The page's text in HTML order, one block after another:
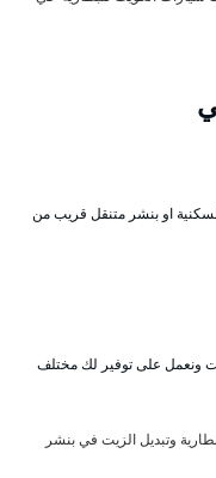
او بنشر متنقل قريب من
ونعمل على توفير لك مختلف
وتبديل الزيت في بنشر